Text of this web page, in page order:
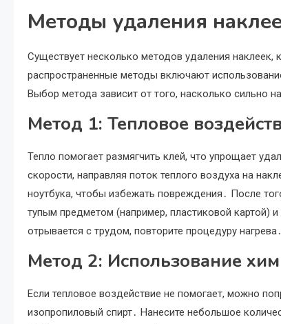
Методы удаления
Существует несколько методов удаления
распространенные методы включают
Выбор метода зависит от того, насколько сильно
Метод 1: Тепловое
Тепло помогает размягчить клей, что упрощает
скорости, направляя поток теплого воздуха на
ноутбука, чтобы избежать повреждения․ После
тупым предметом (например, пластиковой картой)
отрывается с трудом, повторите процедуру нагрева․
Метод 2: Использование
Если тепловое воздействие не помогает, можно
изопропиловый спирт․ Нанесите небольшое